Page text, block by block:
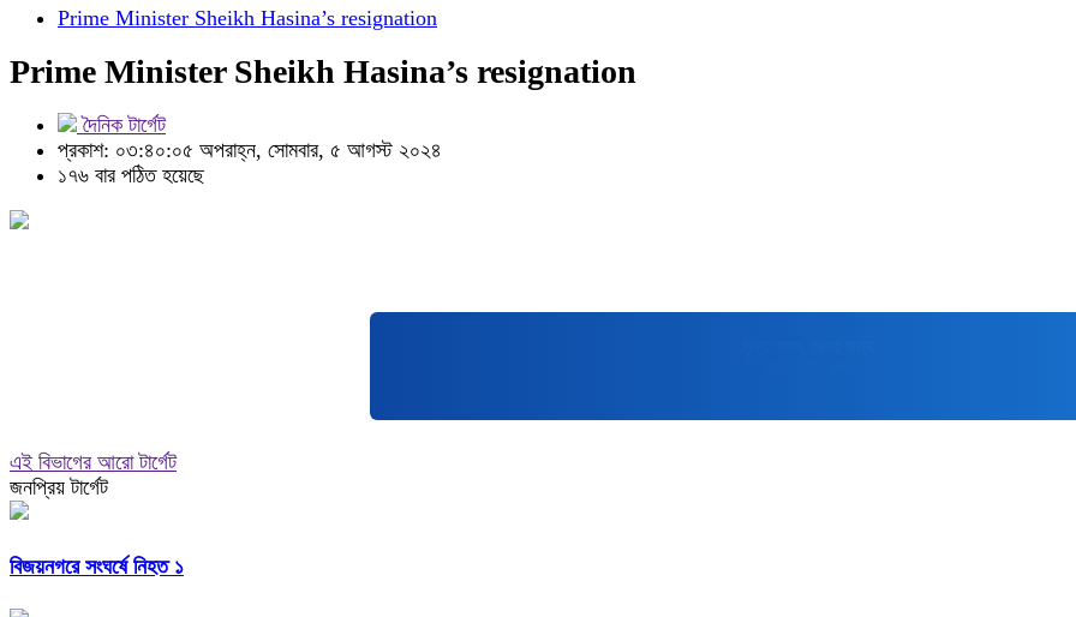
Prime Minister Sheikh Hasina’s resignation
Prime Minister Sheikh Hasina’s resignation
দৈনিক টার্গেট
প্রকাশ: ০৩:৪০:০৫ অপরাহ্ন, সোমবার, ৫ আগস্ট ২০২৪
১৭৬ বার পঠিত হয়েছে
এই বিভাগের আরো টার্গেট
জনপ্রিয় টার্গেট
বিজয়নগরে সংঘর্ষে নিহত ১